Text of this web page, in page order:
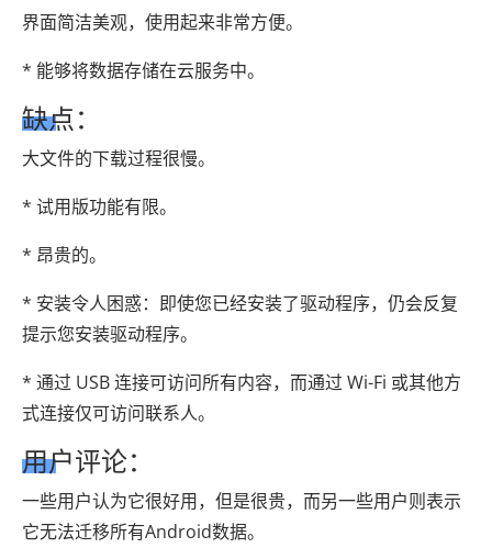
界面简洁美观，使用起来非常方便。
* 能够将数据存储在云服务中。
缺点：
大文件的下载过程很慢。
* 试用版功能有限。
* 昂贵的。
* 安装令人困惑：即使您已经安装了驱动程序，仍会反复
提示您安装驱动程序。
* 通过 USB 连接可访问所有内容，而通过 Wi-Fi 或其他方
式连接仅可访问联系人。
用户评论：
一些用户认为它很好用，但是很贵，而另一些用户则表示
它无法迁移所有Android数据。